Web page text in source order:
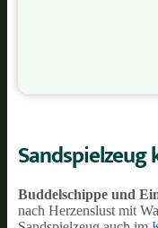
Sandspielzeug
Buddelschippe und
nach Herzenslust mit